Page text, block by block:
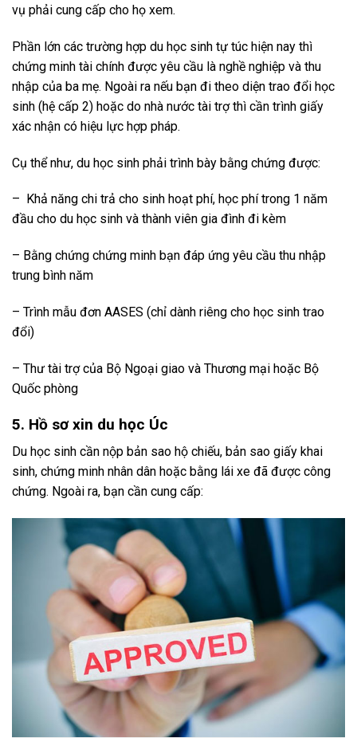
vụ phải cung cấp cho họ xem.
Phần lớn các trường hợp du học sinh tự túc hiện nay thì
chứng minh tài chính được yêu cầu là nghề nghiệp và thu
nhập của ba mẹ. Ngoài ra nếu bạn đi theo diện trao đổi học
sinh (hệ cấp 2) hoặc do nhà nước tài trợ thì cần trình giấy
xác nhận có hiệu lực hợp pháp.
Cụ thể như, du học sinh phải trình bày bằng chứng được:
– Khả năng chi trả cho sinh hoạt phí, học phí trong 1 năm
đầu cho du học sinh và thành viên gia đình đi kèm
– Bằng chứng chứng minh bạn đáp ứng yêu cầu thu nhập
trung bình năm
– Trình mẫu đơn AASES (chỉ dành riêng cho học sinh trao
đổi)
– Thư tài trợ của Bộ Ngoại giao và Thương mại hoặc Bộ
Quốc phòng
5. Hồ sơ xin du học Úc
Du học sinh cần nộp bản sao hộ chiếu, bản sao giấy khai
sinh, chứng minh nhân dân hoặc bằng lái xe đã được công
chứng. Ngoài ra, bạn cần cung cấp: